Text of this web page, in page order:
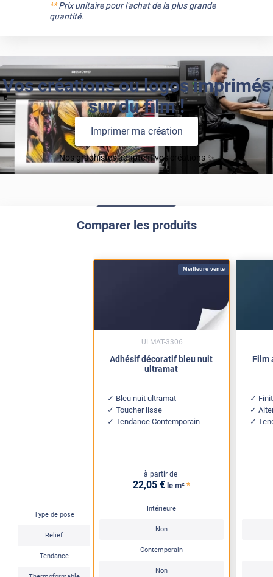
**Prix unitaire pour l'achat de la plus grande
quantité.
Vos créations ou logos imprimés
sur du film !
Imprimer ma création
Nos graphistes adaptent vos créations ✨
Comparer les produits
Type de pose
Relief
Tendance
Meilleure vente
Adhésif décoratif bleu nuit
ultramat
Bleu nuit ultramat
Toucher lisse
Tendance Contemporain
à partir de
22,05 € le m² *
Intérieure
Non
Contemporain
Non
ULMAT-3306
Film